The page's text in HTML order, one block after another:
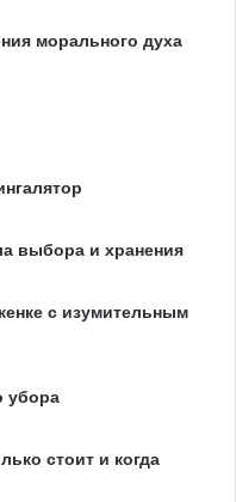
морального духа
выбора и хранения
с изумительным
убора
стоит и когда